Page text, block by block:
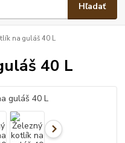
Hľadať
na guláš 40 L
40 L